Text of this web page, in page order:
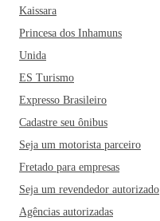
Kaissara
Princesa dos Inhamuns
Unida
ES Turismo
Expresso Brasileiro
Cadastre seu ônibus
Seja um motorista parceiro
Fretado para empresas
Seja um revendedor autorizado
Agências autorizadas